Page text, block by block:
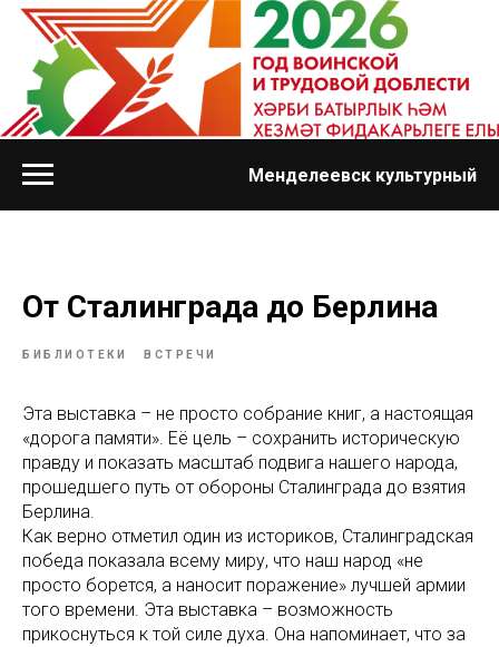
Менделеевск культурный
От Сталинграда до Берлина
БИБЛИОТЕКИ ВСТРЕЧИ
Эта выставка – не просто собрание книг, а настоящая
«дорога памяти». Её цель – сохранить историческую
правду и показать масштаб подвига нашего народа,
прошедшего путь от обороны Сталинграда до взятия
Берлина.
Как верно отметил один из историков, Сталинградская
победа показала всему миру, что наш народ «не
просто борется, а наносит поражение» лучшей армии
того времени. Эта выставка – возможность
прикоснуться к той силе духа. Она напоминает, что за